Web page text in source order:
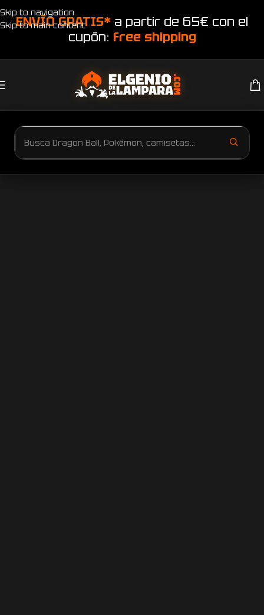
Skip to navigation
Skip to main content
ENVÍO GRATIS* a partir de 65€ con el
cupón: free shipping